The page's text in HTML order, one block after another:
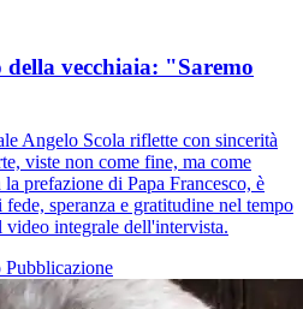
della vecchiaia: "Saremo
Angelo Scola riflette con sincerità
viste non come fine, ma come
prefazione di Papa Francesco, è
speranza e gratitudine nel tempo
integrale dell'intervista.
Pubblicazione